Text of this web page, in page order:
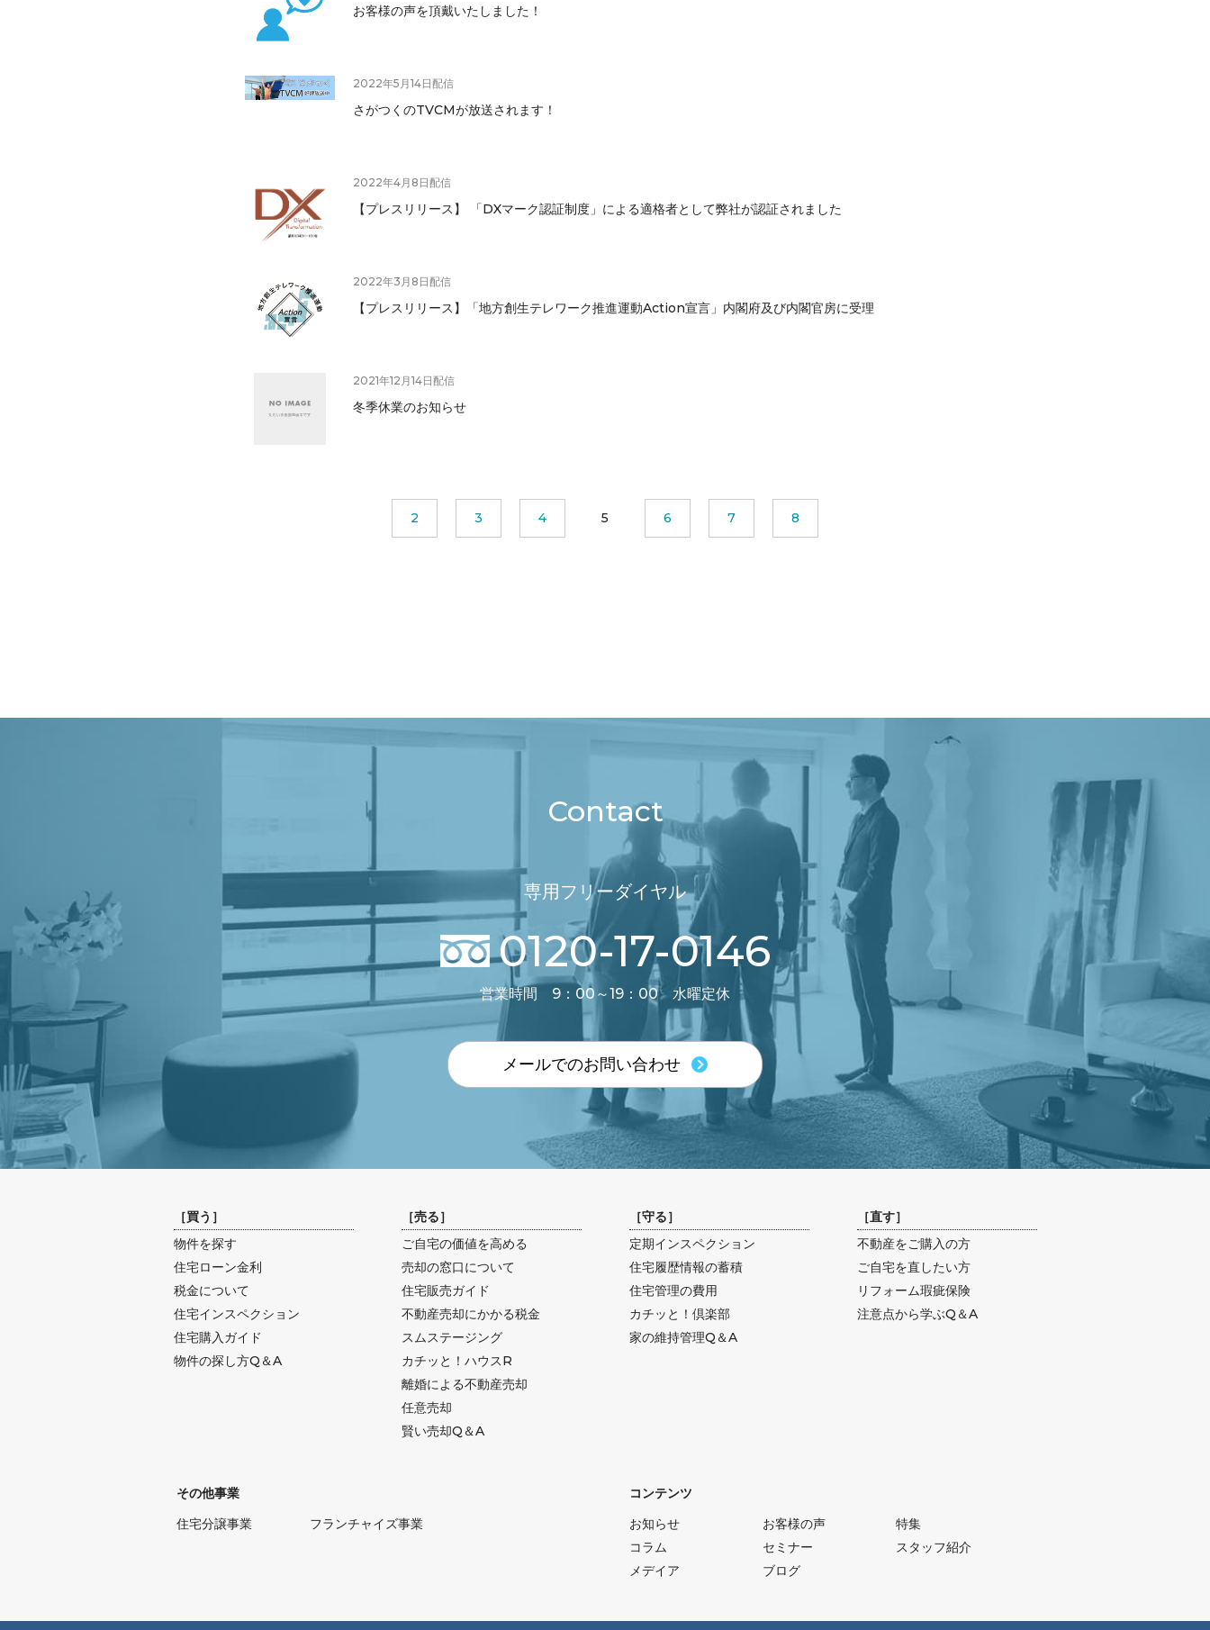
お客様の声を頂戴いたしました！
2022年5月14日 配信
さがつくのTVCMが放送されます！
2022年4月8日 配信
【プレスリリース】 「DXマーク認証制度」による適格者として弊社が認証されました
2022年3月8日 配信
【プレスリリース】「地方創生テレワーク推進運動Action宣言」内閣府及び内閣官房に受理
2021年12月14日 配信
冬季休業のお知らせ
2 3 4 5 6 7 8
Contact
専用フリーダイヤル
0120-17-0146
営業時間 9：00～19：00 水曜定休
メールでのお問い合わせ
［買う ］
物件を探す
住宅ローン金利
税金について
住宅インスペクション
住宅購入ガイド
物件の探し方Q＆A
［売る］
ご自宅の価値を高める
売却の窓口について
住宅販売ガイド
不動産売却にかかる税金
スムステージング
カチッと！ハウスR
離婚による不動産売却
任意売却
賢い売却Q＆A
［守る］
定期インスペクション
住宅履歴情報の蓄積
住宅管理の費用
カチッと！倶楽部
家の維持管理Q＆A
［直す］
不動産をご購入の方
ご自宅を直したい方
リフォーム瑕疵保険
注意点から学ぶQ＆A
その他事業
住宅分譲事業
フランチャイズ事業
コンテンツ
お知らせ
お客様の声
特集
コラム
セミナー
スタッフ紹介
メデイア
ブログ